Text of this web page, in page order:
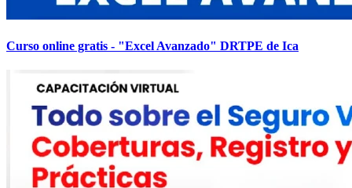
Curso online gratis - "Excel Avanzado" DRTPE de Ica